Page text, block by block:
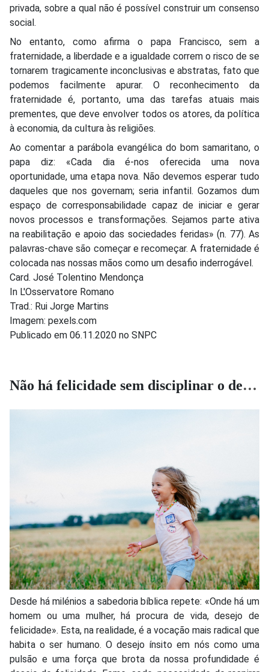
privada, sobre a qual não é possível construir um consenso
social.
No entanto, como afirma o papa Francisco, sem a
fraternidade, a liberdade e a igualdade correm o risco de se
tornarem tragicamente inconclusivas e abstratas, fato que
podemos facilmente apurar. O reconhecimento da
fraternidade é, portanto, uma das tarefas atuais mais
prementes, que deve envolver todos os atores, da política
à economia, da cultura às religiões.
Ao comentar a parábola evangélica do bom samaritano, o
papa diz: «Cada dia é-nos oferecida uma nova
oportunidade, uma etapa nova. Não devemos esperar tudo
daqueles que nos governam; seria infantil. Gozamos dum
espaço de corresponsabilidade capaz de iniciar e gerar
novos processos e transformações. Sejamos parte ativa
na reabilitação e apoio das sociedades feridas» (n. 77). As
palavras-chave são começar e recomeçar. A fraternidade é
colocada nas nossas mãos como um desafio inderrogável.
Card. José Tolentino Mendonça
In L'Osservatore Romano
Trad.: Rui Jorge Martins
Imagem: pexels.com
Publicado em 06.11.2020 no SNPC
Não há felicidade sem disciplinar o desejo
Desde há milénios a sabedoria bíblica repete: «Onde há um
homem ou uma mulher, há procura de vida, desejo de
felicidade». Esta, na realidade, é a vocação mais radical que
habita o ser humano. O desejo ínsito em nós como uma
pulsão e uma força que brota da nossa profundidade é